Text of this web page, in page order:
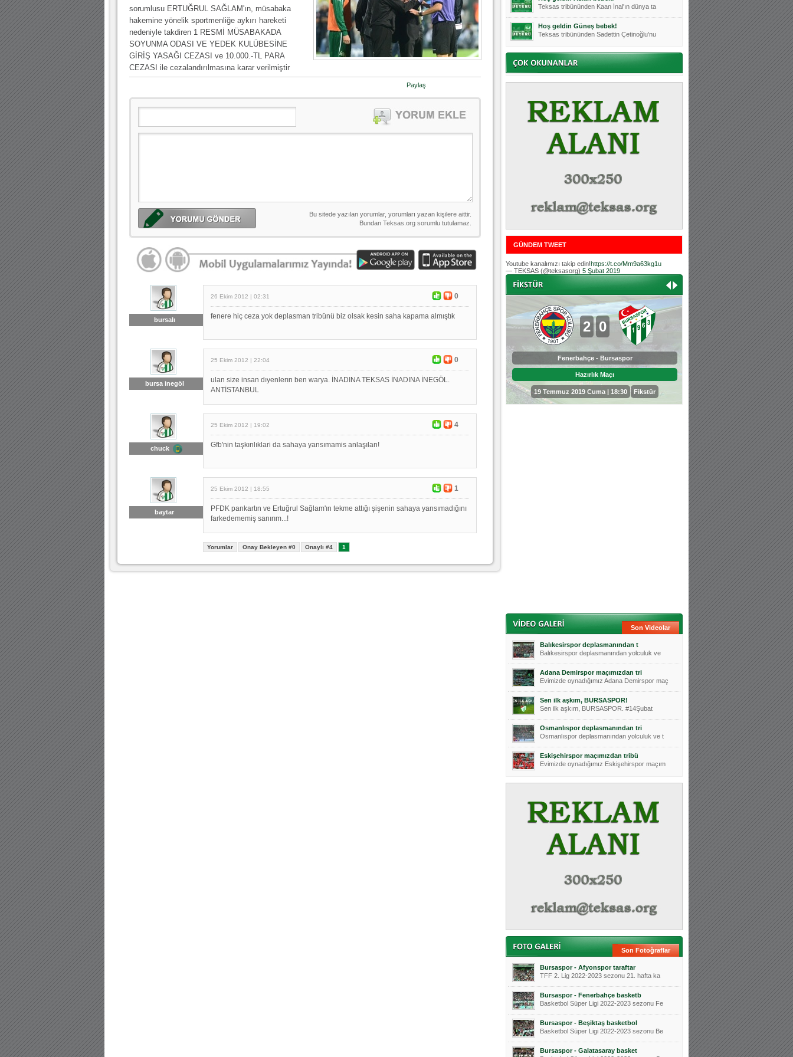
10.04.2023 14:44 |Hoş geldin Göktuğ Bebek!
30.12.2022 18:00 | Hoş geldin Kadir Kağan Bebek!
11.11.2025 14:13 |Hoş geldin Ertuğrul Bebek!
12.10.2025 17:30 |MUTLULUKLAR SİNAN SILACI
sorumlusu ERTUĞRUL SAĞLAM'ın, müsabaka
hakemine yönelik sportmenliğe aykırı hareketi
nedeniyle takdiren 1 RESMİ MÜSABAKADA
SOYUNMA ODASI VE YEDEK KULÜBESİNE
GİRİŞ YASAĞI CEZASI ve 10.000.-TL PARA
CEZASI ile cezalandırılmasına karar verilmiştir
Paylaş
bursalı
26 Ekim 2012 | 02:31 0
fenere hiç ceza yok deplasman tribünü biz olsak kesin saha kapama almıştık
bursa inegöl
25 Ekim 2012 | 22:04 0
ulan size insan dıyenlerın ben warya. İNADINA TEKSAS İNADINA İNEGÖL.
ANTİSTANBUL
chuck
25 Ekim 2012 | 19:02 4
Gfb'nin taşkınlıklari da sahaya yansımamis anlaşılan!
baytar
25 Ekim 2012 | 18:55 1
PFDK pankartın ve Ertuğrul Sağlam'ın tekme attığı şişenin sahaya yansımadığını
farkedememiş sanırım...!
Yorumlar Onay Bekleyen #0 Onaylı #4 1
Teksas tribününden Kaan İnal'ın dünya ta
Hoş geldin Güneş bebek!
Teksas tribününden Sadettin Çetinoğlu'nu
Mutluluklar Ceyhun Tetik
Teksas tribünlerinin sevilen isimlerinde
Bursasporumuzun önü açılsın is
Hoş geldin Alaz Bebek!
Teksas.org sistem yöneticisi, ekibimizin
Hoş geldin Göktuğ Bebek!
Teksas.org ekibimizden ve tribünlerimizi
Teksas tribünlerinden Basri İleri'nin dü
Hoş geldin Kerem Bebek!
Tribünlerimizden Mesut Ulusoy'un (Duka)
Hoş geldin Aslan bebek!
Teksas tribününden Kaan İnal'ın dünya ta
Hoş geldin Güneş bebek!
Teksas tribününden Sadettin Çetinoğlu'nu
GÜNDEM TWEET
Youtube kanalımızı takip edin!https://t.co/Mm9a63kg1u
— TEKSAS (@teksasorg) 5 Şubat 2019
Bursaspor - Altınordu
1. Lig 32. Hafta
2 0
Fenerbahçe - Bursaspor
Hazırlık Maçı
19 Temmuz 2019 Cuma | 18:30 Fikstür
0 3
Bursaspor - Sepahan
Hazırlık Maçı
25 Temmuz 2019 Perşembe |
Son Videolar
Balıkesirspor deplasmanından t
Balıkesirspor deplasmanından yolculuk ve
Adana Demirspor maçımızdan tri
Evimizde oynadığımız Adana Demirspor maç
Sen ilk aşkım, BURSASPOR!
Sen ilk aşkım, BURSASPOR. #14Şubat
Osmanlıspor deplasmanından tri
Osmanlıspor deplasmanından yolculuk ve t
Eskişehirspor maçımızdan tribü
Evimizde oynadığımız Eskişehirspor maçım
Son Fotoğraflar
Bursaspor - Afyonspor taraftar
TFF 2. Lig 2022-2023 sezonu 21. hafta ka
Bursaspor - Fenerbahçe basketb
Basketbol Süper Ligi 2022-2023 sezonu Fe
Bursaspor - Beşiktaş basketbol
Basketbol Süper Ligi 2022-2023 sezonu Be
Bursaspor - Galatasaray basket